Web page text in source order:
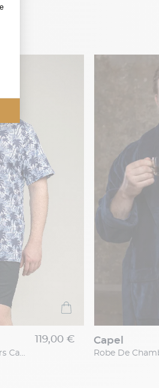
Chemisette Motifs Palmiers Capel Grande Taille
119,00 € capel